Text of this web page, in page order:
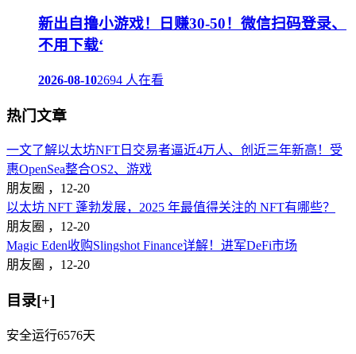
新出自撸小游戏！日赚30-50！微信扫码登录、
不用下载‘
2026-08-102694 人在看
热门文章
一文了解以太坊NFT日交易者逼近4万人、创近三年新高！受
惠OpenSea整合OS2、游戏
朋友圈 ， 12-20
以太坊 NFT 蓬勃发展，2025 年最值得关注的 NFT有哪些？
朋友圈 ， 12-20
Magic Eden收购Slingshot Finance详解！进军DeFi市场
朋友圈 ， 12-20
目录[+]
安全运行6576天